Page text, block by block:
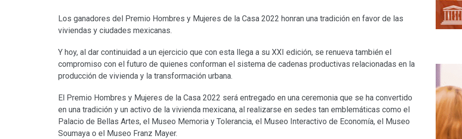
Los ganadores del Premio Hombres y Mujeres de la Casa 2022 honran una tradición en favor de las
viviendas y ciudades mexicanas.
Y hoy, al dar continuidad a un ejercicio que con esta llega a su XXI edición, se renueva también el
compromiso con el futuro de quienes conforman el sistema de cadenas productivas relacionadas en la
producción de vivienda y la transformación urbana.
El Premio Hombres y Mujeres de la Casa 2022 será entregado en una ceremonia que se ha convertido
en una tradición y un activo de la vivienda mexicana, al realizarse en sedes tan emblemáticas como el
Palacio de Bellas Artes, el Museo Memoria y Tolerancia, el Museo Interactivo de Economía, el Museo
Soumaya o el Museo Franz Mayer.